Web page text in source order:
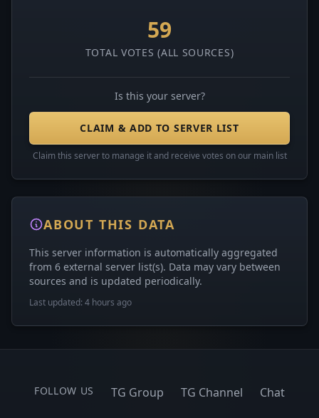
59
TOTAL VOTES (ALL SOURCES)
Is this your server?
CLAIM & ADD TO SERVER LIST
Claim this server to manage it and receive votes on our main list
ABOUT THIS DATA
This server information is automatically aggregated
from 6 external server list(s). Data may vary between
sources and is updated periodically.
Last updated: 4 hours ago
FOLLOW US TG Group TG Channel Chat